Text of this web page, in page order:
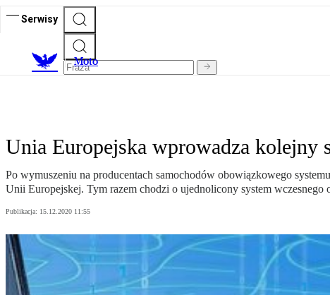
Serwisy
Moto
Unia Europejska wprowadza kolejny
Po wymuszeniu na producentach samochodów obowiązkowego
Unii Europejskej. Tym razem chodzi o ujednolicony system wczesnego
Publikacja: 15.12.2020 11:55